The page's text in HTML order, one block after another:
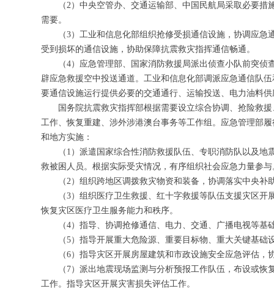
（2）中央空管办、交通运输部、中国民航局采取必要
需要。
（3）工业和信息化部组织抢修受损通信设施，协调应
受到损坏的通信设施，协助保障抗震救灾指挥通信畅通。
（4）应急管理部、国家消防救援局派出侦查小队前突
辟应急救援空中投送通道。工业和信息化部调派应急通信队
要通信设施运行提供必要的交通通行、运输投送、电力油料
国务院抗震救灾指挥部根据需要设立综合协调、抢险救
工作、恢复重建、涉外涉港澳台事务等工作组。应急管理部
和地方实施：
（1）派遣国家综合性消防救援队伍、专职消防队以及
救被困人员。根据实际受灾情况，有序组织社会应急力量参与
（2）组织跨地区调拨救灾物资和装备，协调落实中央
（3）组织医疗卫生救援、红十字救援等队伍支援灾区
恢复灾区医疗卫生服务能力和秩序。
（4）指导、协调抢修通信、电力、交通、广播电视等
（5）指导开展重大危险源、重要目标物、重大关键基
（6）指导灾区开展房屋建筑和市政设施安全应急评估
（7）派出地震现场监测与分析预报工作队伍，布设或
工作。指导灾区开展灾害损失评估工作。